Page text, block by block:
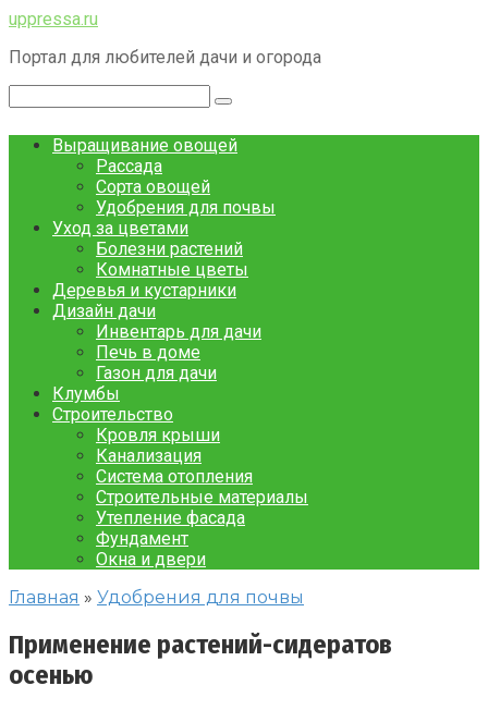
Перейти
контенту
uppressa.ru
Портал для любителей дачи и огорода
Выращивание овощей
Рассада
Сорта овощей
Удобрения для почвы
Уход за цветами
Болезни растений
Комнатные цветы
Деревья и кустарники
Дизайн дачи
Инвентарь для дачи
Печь в доме
Газон для дачи
Клумбы
Строительство
Кровля крыши
Канализация
Система отопления
Строительные материалы
Утепление фасада
Фундамент
Окна и двери
Главная » Удобрения для почвы
Применение растений-сидератов
осенью